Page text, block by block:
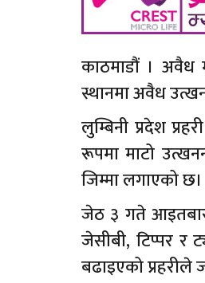
काठमाडौं । अवैध
स्थानमा अवैध
लुम्बिनी प्रदेश
रूपमा माटो
जिम्मा लगाएको छ।
जेठ ३ गते आइतबार
जेसीबी, टिप्पर र
बढाइएको प्रहरीले